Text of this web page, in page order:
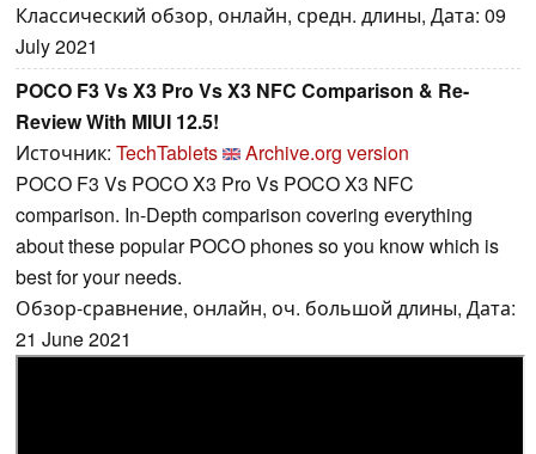
Классический обзор, онлайн, средн. длины, Дата: 09
July 2021
POCO F3 Vs X3 Pro Vs X3 NFC Comparison & Re-
Review With MIUI 12.5!
Источник: TechTablets
Archive.org version
POCO F3 Vs POCO X3 Pro Vs POCO X3 NFC
comparison. In-Depth comparison covering everything
about these popular POCO phones so you know which is
best for your needs.
Обзор-сравнение, онлайн, оч. большой длины, Дата:
21 June 2021